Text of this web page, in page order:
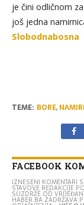
je čini odličnom
još jedna
Slobodnabosna
TEME: BORE,
FACEBOOK
IZNESENI KOMENTARI
STAVOVE REDAKCIJE
SUZDRŽE OD
HABER.BA ZADRŽAVA